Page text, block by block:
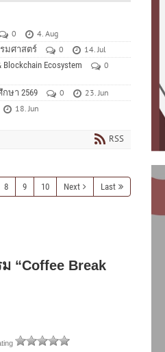
0
4. Aug
มศาสตร์
0
14. Jul
Ecosystem
0
ษา 2569
0
23. Jun
18. Jun
RSS
8 9 10 Next Last
“Coffee Break